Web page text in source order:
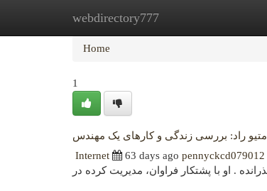
webdirectory777
Home New Site Listings
Home
1
متیو راد: بررسی زندگی و کارهای یک مهندس
Internet
63 days ago pennyckcd079012